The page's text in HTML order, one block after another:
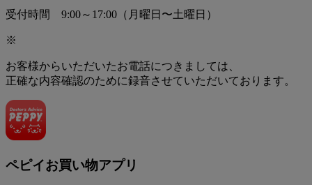
受付時間 9:00～17:00（月曜日〜土曜日）
※
お客様からいただいたお電話につきましては、
正確な内容確認のために録音させていただいております。
ペピイお買い物アプリ